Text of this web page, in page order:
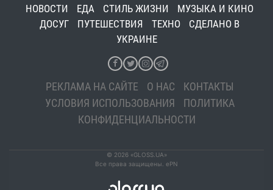
НОВОСТИ ЕДА СТИЛЬ ЖИЗНИ
МУЗЫКА И КИНО
ДОСУГ
ПУТЕШЕСТВИЯ ТЕХНО
СДЕЛАНО В
УКРАИНЕ
РЕКЛАМА НА САЙТЕ О НАС
КОНТАКТЫ
УСЛОВИЯ ИСПОЛЬЗОВАНИЯ
ПОЛИТИКА
КОНФИДЕНЦИАЛЬНОСТИ
© 2026 «GLOSS.UA»
Все права защищены. ePN